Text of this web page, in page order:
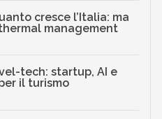
cresce l’Italia: ma
management
tech: startup, AI e
il turismo